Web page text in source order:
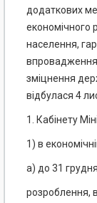
додаткових
економічного
населення,
впровадження
зміцнення
відбулася 4
1. Кабінету
1) в
а) до 31
розроблення,